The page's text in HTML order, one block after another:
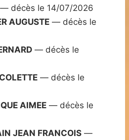
— décès le 14/07/2026
AUGUSTE — décès le
— décès le
— décès le
AIMEE — décès le
JEAN FRANCOIS —